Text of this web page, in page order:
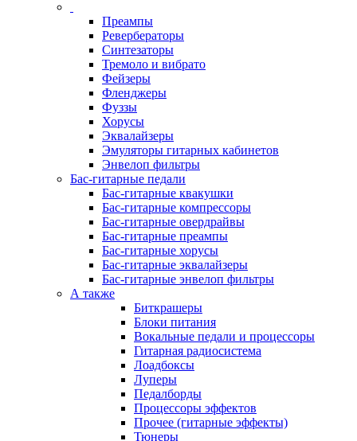
Преампы
Ревербераторы
Синтезаторы
Тремоло и вибрато
Фейзеры
Фленджеры
Фуззы
Хорусы
Эквалайзеры
Эмуляторы гитарных кабинетов
Энвелоп фильтры
Бас-гитарные педали
Бас-гитарные квакушки
Бас-гитарные компрессоры
Бас-гитарные овердрайвы
Бас-гитарные преампы
Бас-гитарные хорусы
Бас-гитарные эквалайзеры
Бас-гитарные энвелоп фильтры
А также
Биткрашеры
Блоки питания
Вокальные педали и процессоры
Гитарная радиосистема
Лоадбоксы
Луперы
Педалборды
Процессоры эффектов
Прочее (гитарные эффекты)
Тюнеры